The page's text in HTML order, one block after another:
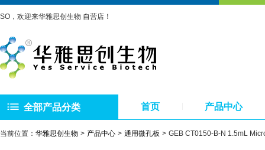
SO，欢迎来华雅思创生物 自营店！
全部产品分类 首页 产品中心
当前位置： 华雅思创生物 产品中心 通用微孔板 GEB CT0150-B-N 1.5mL